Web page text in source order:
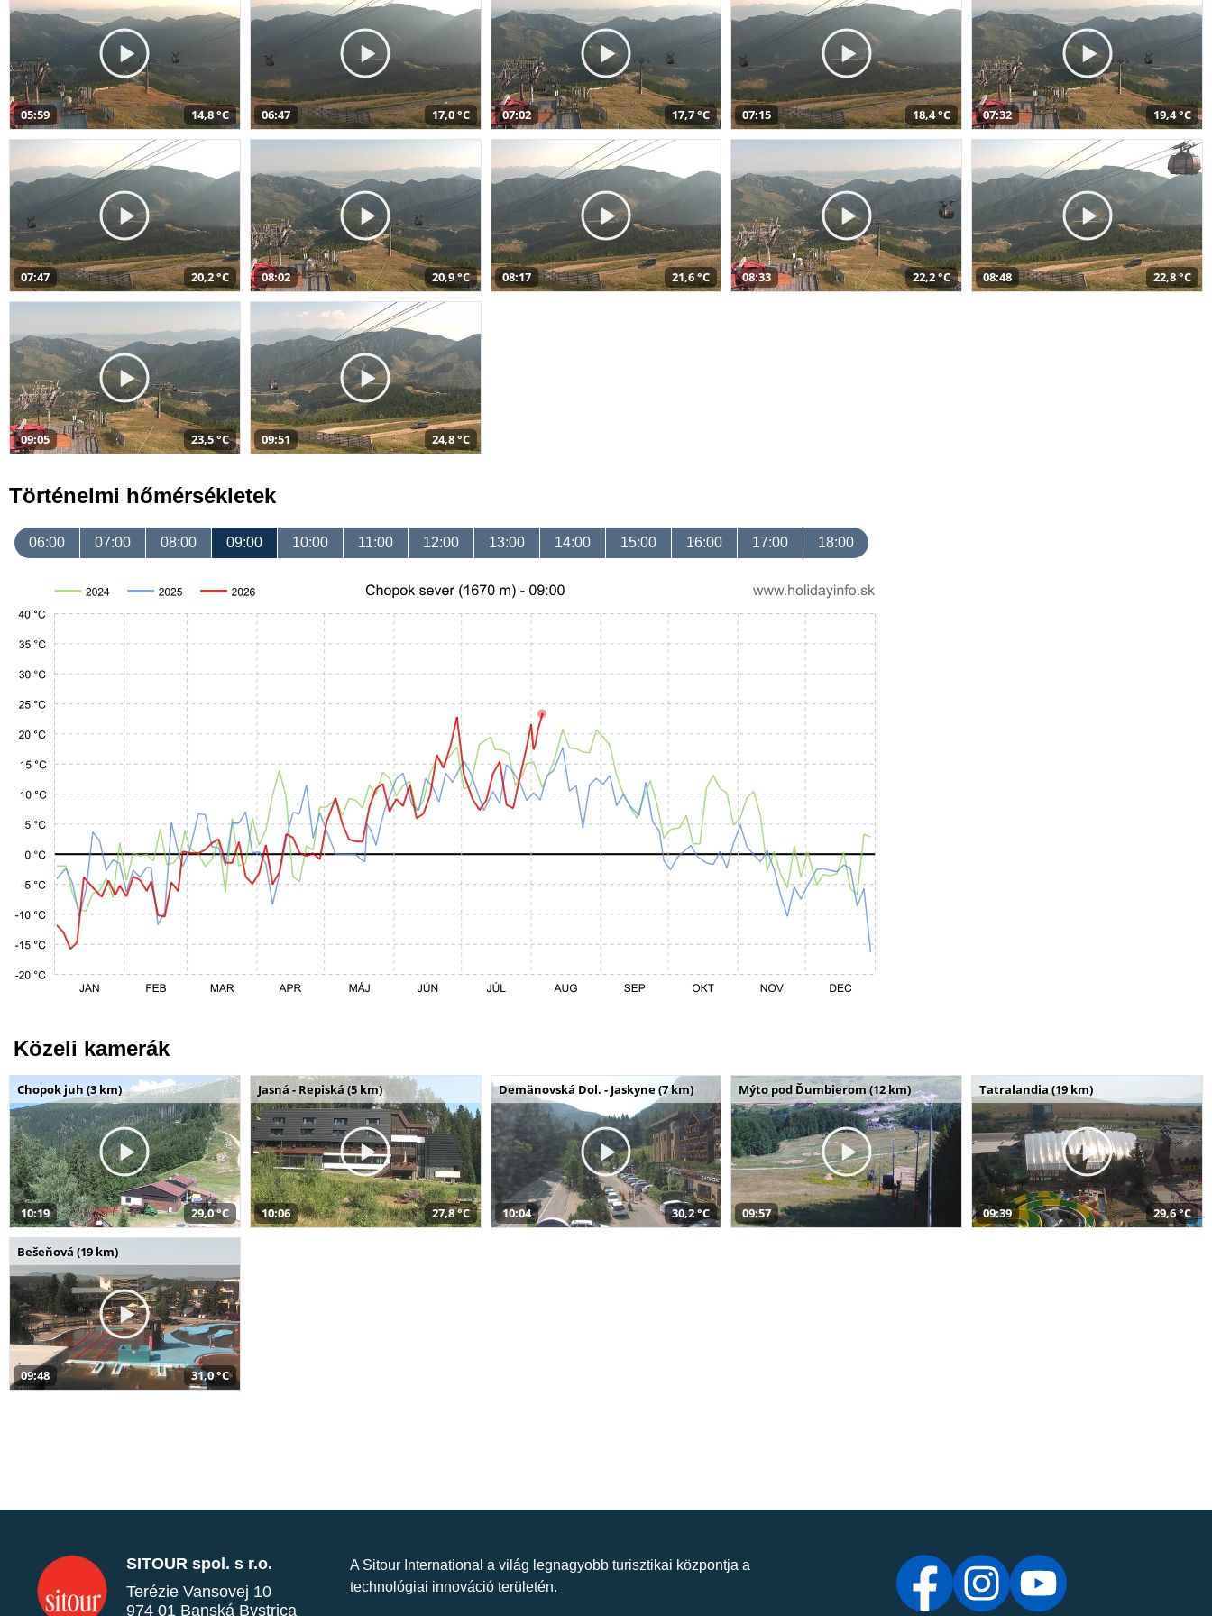
05:59 14,8 °C 06:47 17,0 °C 07:02 17,7 °C 07:15 18,4 °C 07:32 19,4 °C
07:47 20,2 °C 08:02 20,9 °C 08:17 21,6 °C 08:33 22,2 °C 08:48 22,8 °C
09:05 23,5 °C 09:51 24,8 °C
Történelmi hőmérsékletek
06:00 07:00 08:00 09:00 10:00 11:00 12:00 13:00 14:00 15:00 16:00 17:00 18:00
Közeli kamerák
Chopok juh (3 km)
10:19 29,0 °C
Jasná - Repiská (5 km)
10:06 27,8 °C
Demänovská Dol. - Jaskyne (7 km)
10:04 30,2 °C
Mýto pod Ďumbierom (12 km)
09:57
Tatralandia (19 km)
09:39 29,6 °C
Bešeňová (19 km)
09:48 31,0 °C
SITOUR spol. s r.o.
Terézie Vansovej 10
974 01 Banská Bystrica
A Sitour International a világ legnagyobb turisztikai központja a
technológiai innováció területén.